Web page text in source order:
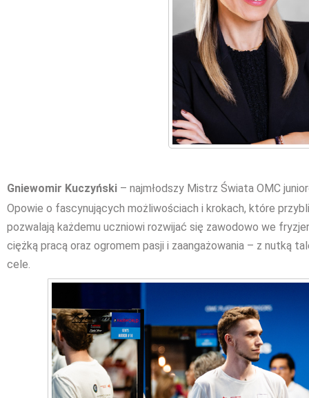
Gniewomir Kuczyński – najmłodszy Mistrz Świata OMC
Opowie o fascynujących możliwościach i krokach, które
pozwalają każdemu uczniowi rozwijać się zawodowo we
ciężką pracą oraz ogromem pasji i zaangażowania – z nutką
cele.